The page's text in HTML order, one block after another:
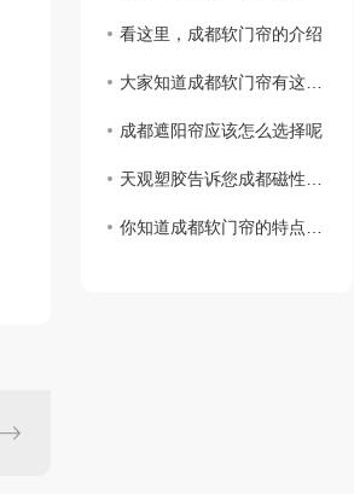
看这里，成都软门帘的介绍
大家知道成都软门帘有这些优点嘛
成都遮阳帘应该怎么选择呢
天观塑胶告诉您成都磁性门帘的特点
你知道成都软门帘的特点吗？